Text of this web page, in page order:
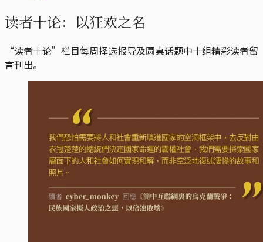
读者十论：以狂欢之名
“读者十论”栏目每周择选报导及圆桌话题中十组精彩读者留
言刊出。